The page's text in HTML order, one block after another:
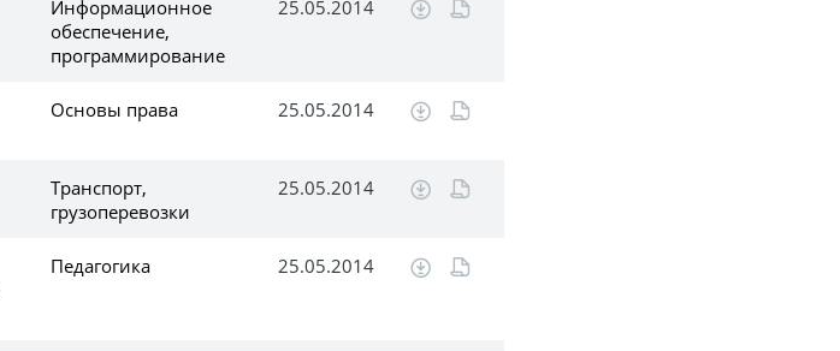
Информационное
обеспечение,
программирование
25.05.2014
Основы права 25.05.2014
Транспорт,
грузоперевозки
25.05.2014
Педагогика 25.05.2014